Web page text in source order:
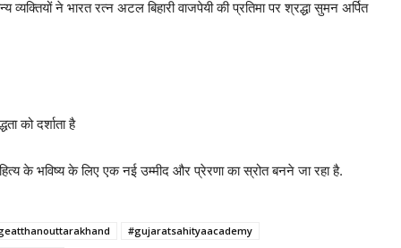
ने भारत रत्न अटल बिहारी वाजपेयी की प्रतिमा पर श्रद्धा सुमन अर्पित
को दर्शाता है
के भविष्य के लिए एक नई उम्मीद और प्रेरणा का स्रोत बनने जा रहा है.
#gujaratsahityaacademy